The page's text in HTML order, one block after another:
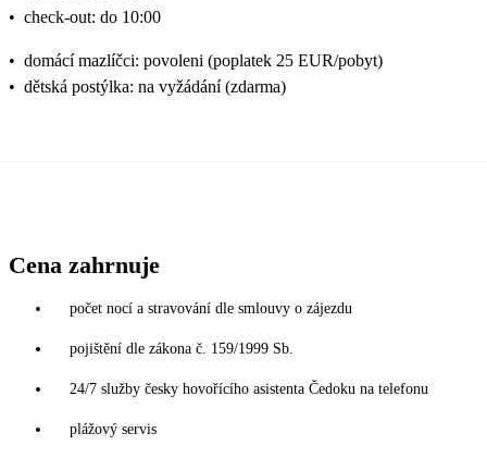
• check-out: do 10:00
• domácí mazlíčci: povoleni (poplatek 25 EUR/pobyt)
• dětská postýlka: na vyžádání (zdarma)
Cena zahrnuje
počet nocí a stravování dle smlouvy o zájezdu
pojištění dle zákona č. 159/1999 Sb.
24/7 služby česky hovořícího asistenta Čedoku na telefonu
plážový servis